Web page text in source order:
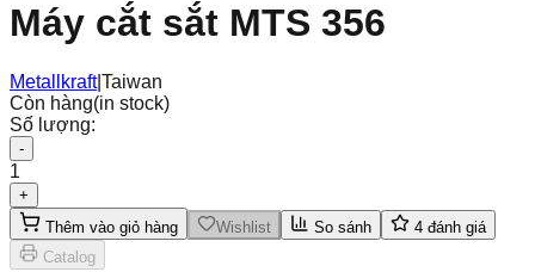
Máy cắt sắt MTS 356
Metallkraft|Taiwan
Còn hàng(in stock)
Số lượng:
-
1
+
Thêm vào giỏ hàng
Wishlist So sánh 4 đánh giá
Catalog